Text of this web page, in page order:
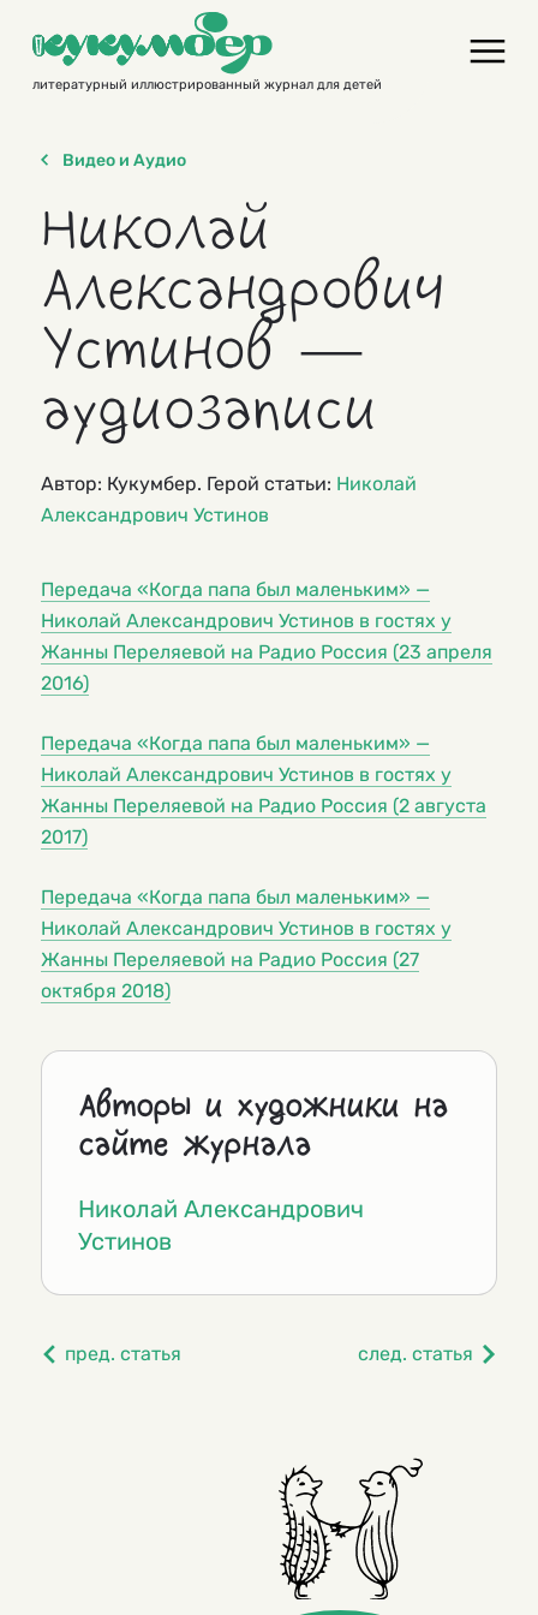
contentлитературный иллюстрированный журнал для детей
Видео и Аудио
Николай
Александрович
Устинов —
аудиозаписи
Автор: Кукумбер. Герой статьи: Николай
Александрович Устинов
Передача «Когда папа был маленьким» —
Николай Александрович Устинов в гостях у
Жанны Переляевой на Радио Россия (23 апреля
2016)
Передача «Когда папа был маленьким» —
Николай Александрович Устинов в гостях у
Жанны Переляевой на Радио Россия (2 августа
2017)
Передача «Когда папа был маленьким» —
Николай Александрович Устинов в гостях у
Жанны Переляевой на Радио Россия (27
октября 2018)
Авторы и художники на
сайте журнала
Николай Александрович
Устинов
пред. статья след. статья